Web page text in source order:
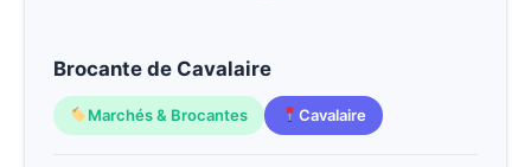
Brocante de Cavalaire
Marchés & Brocantes Cavalaire